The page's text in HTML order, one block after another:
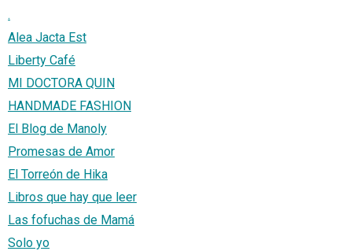
.
Alea Jacta Est
Liberty Café
MI DOCTORA QUIN
HANDMADE FASHION
El Blog de Manoly
Promesas de Amor
El Torreón de Hika
Libros que hay que leer
Las fofuchas de Mamá
Solo yo